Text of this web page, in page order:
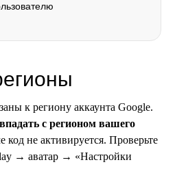
к региону аккаунта Google.
с регионом вашего
код не активируется. Проверьте
→ аватар → «Настройки